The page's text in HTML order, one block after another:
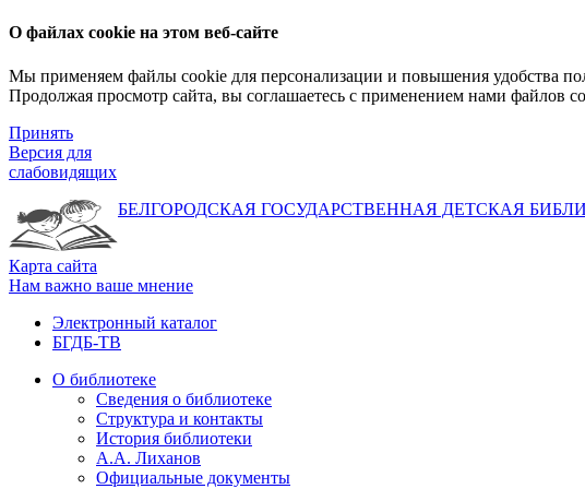
О файлах cookie на этом веб-сайте
Мы применяем файлы cookie для персонализации и повышения удобства
Продолжая просмотр сайта, вы соглашаетесь с применением нами файлов
Принять
Версия для
слабовидящих
БЕЛГОРОДСКАЯ ГОСУДАРСТВЕННАЯ ДЕТСКАЯ
Карта сайта
Нам важно ваше мнение
Электронный каталог
БГДБ-ТВ
О библиотеке
Сведения о библиотеке
Структура и контакты
История библиотеки
А.А. Лиханов
Официальные документы